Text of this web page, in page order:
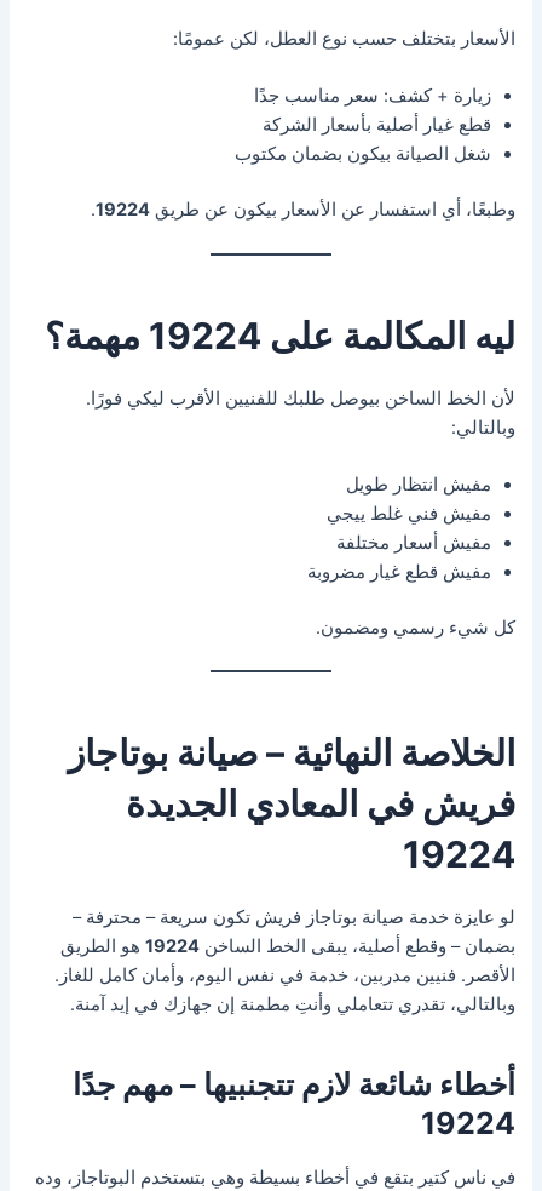
الأسعار بتختلف حسب نوع العطل، لكن عمومًا:
زيارة + كشف: سعر مناسب جدًا
قطع غيار أصلية بأسعار الشركة
شغل الصيانة بيكون بضمان مكتوب
وطبعًا، أي استفسار عن الأسعار بيكون عن طريق19224
.
ليه المكالمة على 19224 مهمة؟
لأن الخط الساخن بيوصل طلبك للفنيين الأقرب ليكي فورًا.
وبالتالي:
مفيش انتظار طويل
مفيش فني غلط ييجي
مفيش أسعار مختلفة
مفيش قطع غيار مضروبة
كل شيء رسمي ومضمون.
الخلاصة النهائية – صيانة بوتاجاز
فريش في المعادي الجديدة
19224
لو عايزة خدمة صيانة بوتاجاز فريش تكون سريعة – محترفة –
بضمان – وقطع أصلية، يبقى الخط الساخن19224 هو الطريق
الأقصر. فنيين مدربين، خدمة في نفس اليوم، وأمان كامل للغاز.
وبالتالي، تقدري تتعاملي وأنتِ مطمنة إن جهازك في إيد آمنة.
أخطاء شائعة لازم تتجنبيها – مهم جدًا
19224
في ناس كتير بتقع في أخطاء بسيطة وهي بتستخدم البوتاجاز، وده